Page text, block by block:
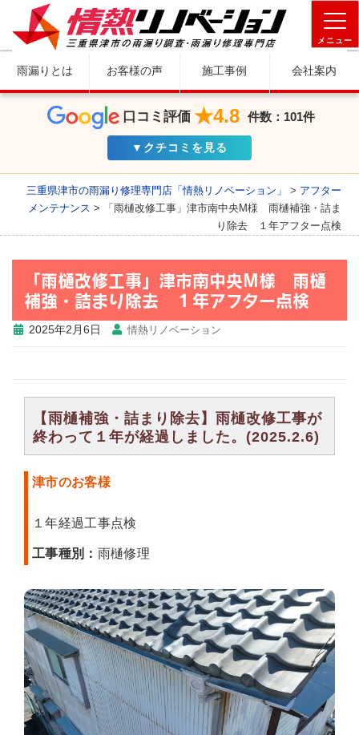
メニュー
雨漏りとは お客様の声 施工事例 会社案内
口コミ評価 ★4.8 件数：101件
▼クチコミを見る
三重県津市の雨漏り修理専門店「情熱リノベーション」 > アフター
メンテナンス >
「雨樋改修工事」津市南中央M様 雨樋補強・詰ま
り除去 １年アフター点検
「雨樋改修工事」津市南中央M様 雨樋
補強・詰まり除去 １年アフター点検
2025年2月6日 情熱リノベーション
【雨樋補強・詰まり除去】雨樋改修工事が
終わって１年が経過しました。(2025.2.6)
津市のお客様
１年経過工事点検
工事種別： 雨樋修理